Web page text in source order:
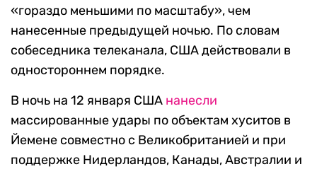
«гораздо меньшими по масштабу», чем
нанесенные предыдущей ночью. По словам
собеседника телеканала, США действовали в
одностороннем порядке.
В ночь на 12 января США нанесли
массированные удары по объектам хуситов в
Йемене совместно с Великобританией и при
поддержке Нидерландов, Канады, Австралии и